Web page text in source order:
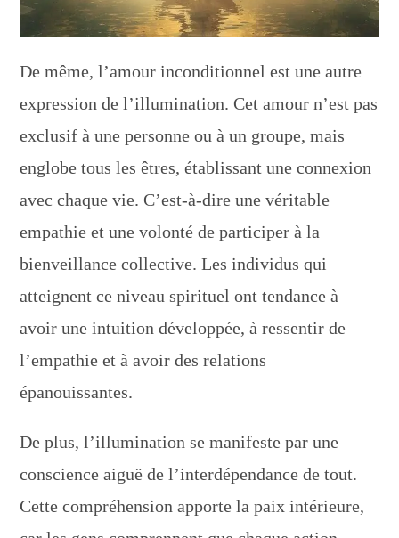
De même, l’amour inconditionnel est une autre
expression de l’illumination. Cet amour n’est pas
exclusif à une personne ou à un groupe, mais
englobe tous les êtres, établissant une connexion
avec chaque vie. C’est-à-dire une véritable
empathie et une volonté de participer à la
bienveillance collective. Les individus qui
atteignent ce niveau spirituel ont tendance à
avoir une intuition développée, à ressentir de
l’empathie et à avoir des relations
épanouissantes.
De plus, l’illumination se manifeste par une
conscience aiguë de l’interdépendance de tout.
Cette compréhension apporte la paix intérieure,